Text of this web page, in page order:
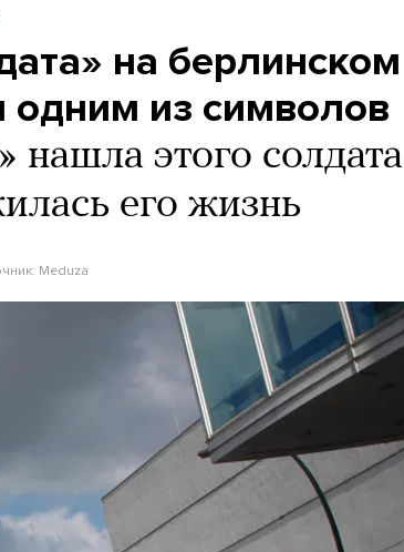
на берлинском
одним из символов
нашла этого солдата
его жизнь
Meduza